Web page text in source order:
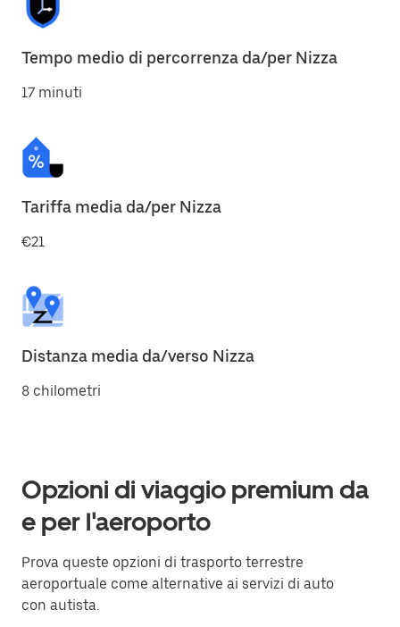
Tempo medio di percorrenza da/per Nizza
17 minuti
Tariffa media da/per Nizza
€21
Distanza media da/verso Nizza
8 chilometri
Opzioni di viaggio premium da
e per l'aeroporto
Prova queste opzioni di trasporto terrestre
aeroportuale come alternative ai servizi di auto
con autista.